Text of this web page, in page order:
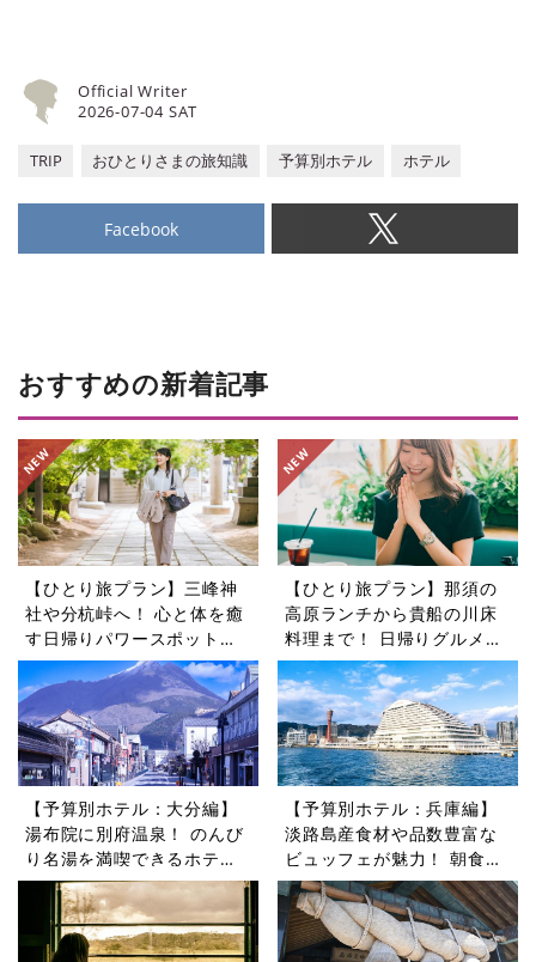
2026-07-04 SAT
Official Writer
TRIP おひとりさまの旅知識 予算別ホテル ホテル
Facebook
おすすめの新着記事
【ひとり旅プラン】三峰神
社や分杭峠へ！ 心と体を癒
す日帰りパワースポットツ
アー5選
【ひとり旅プラン】那須の
高原ランチから貴船の川床
料理まで！ 日帰りグルメ旅
5選
【予算別ホテル：大分編】
湯布院に別府温泉！ のんび
り名湯を満喫できるホテル5
選
【予算別ホテル：兵庫編】
淡路島産食材や品数豊富な
ビュッフェが魅力！ 朝食が
自慢のホテル5選